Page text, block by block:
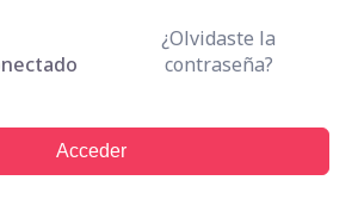
¿Olvidaste la
contraseña?
Acceder